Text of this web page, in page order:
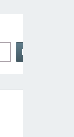
Rechercher